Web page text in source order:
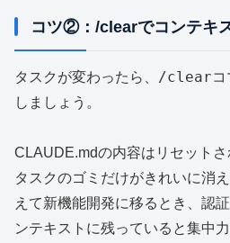
コツ②：/clearでコンテキ
タスクが変わったら、 /clear
しましょう。
CLAUDE.mdの内容はリセット
タスクのゴミだけがきれいに消
えて新機能開発に移るとき、認
ンテキストに残っていると集中力